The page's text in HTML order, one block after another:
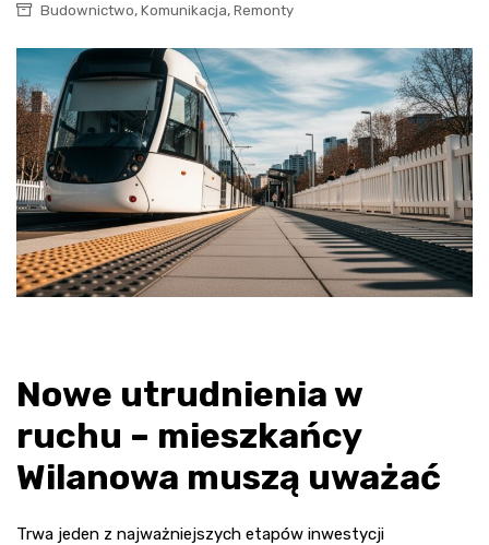
Budownictwo, Komunikacja, Remonty
Nowe utrudnienia w
ruchu – mieszkańcy
Wilanowa muszą uważać
Trwa jeden z najważniejszych etapów inwestycji